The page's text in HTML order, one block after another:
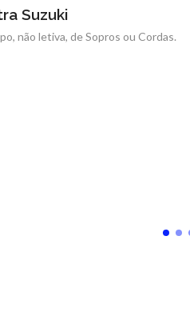
Suzuki
não letiva, de Sopros ou Cordas.